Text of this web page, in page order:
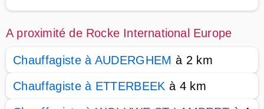
A proximité de Rocke International Europe
Chauffagiste à AUDERGHEM à 2 km
Chauffagiste à ETTERBEEK à 4 km